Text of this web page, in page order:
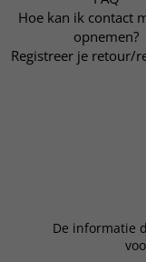
Hoe kan ik contact
opnemen?
Registreer je retour/
De informatie